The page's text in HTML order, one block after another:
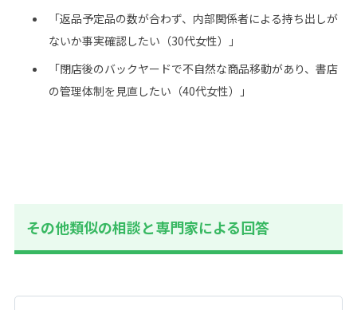
「返品予定品の数が合わず、内部関係者による持ち出しが
ないか事実確認したい（30代女性）」
「閉店後のバックヤードで不自然な商品移動があり、書店
の管理体制を見直したい（40代女性）」
その他類似の相談と専門家による回答